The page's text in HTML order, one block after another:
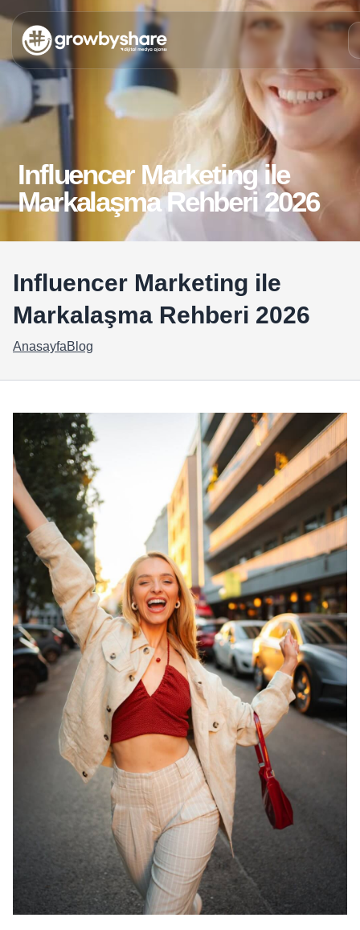
Influencer Marketing ile
Markalaşma Rehberi 2026
Influencer Marketing ile
Markalaşma Rehberi 2026
AnasayfaBlog